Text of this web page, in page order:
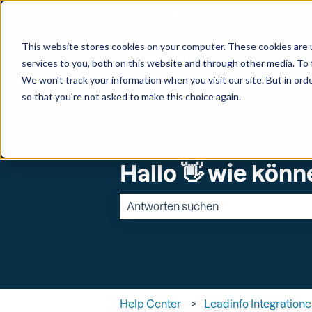
This website stores cookies on your computer. These cookies
services to you, both on this website and through other media.
We won't track your information when you visit our site. But in
so that you're not asked to make this choice again.
Hallo 👋 wie
Help Center Leadinfo